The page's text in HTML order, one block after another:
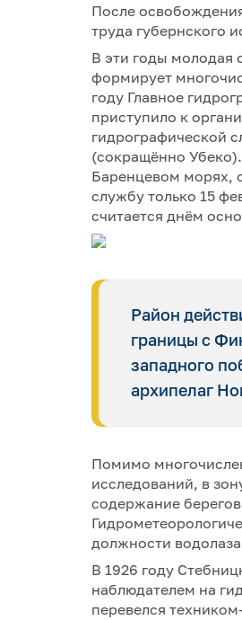
После
труда губернского
В эти годы молодая
формирует
году Главное
приступило к
гидрографической
(сокращённо
Баренцевом морях,
службу только 15
считается днём
Район
границы с
западного
архипелаг
Помимо
исследований, в
содержание
должности
В 1926 году
наблюдателем на
перевелся